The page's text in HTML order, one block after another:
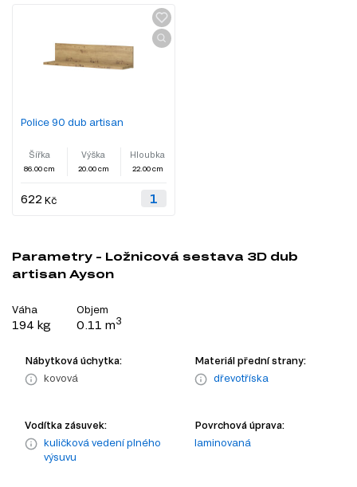
Police 90 dub artisan
Šířka
86.00 cm
Výška
20.00 cm
Hloubka
22.00 cm
622 Kč
Parametry - Ložnicová sestava 3D dub
artisan Ayson
Váha
194 kg
Objem
0.11 m3
Nábytková úchytka:
kovová
Materiál přední strany:
dřevotříska
Vodítka zásuvek:
kuličková vedení plného
výsuvu
Povrchová úprava:
laminovaná